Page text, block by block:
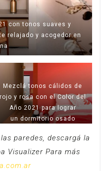
con tonos suaves y
relajado y acogedor en
Mezclá tonos cálidos de
rojo y rosa con el Color del
Año 2021 para lograr
un dormitorio osado
paredes, descargá la
Visualizer Para más